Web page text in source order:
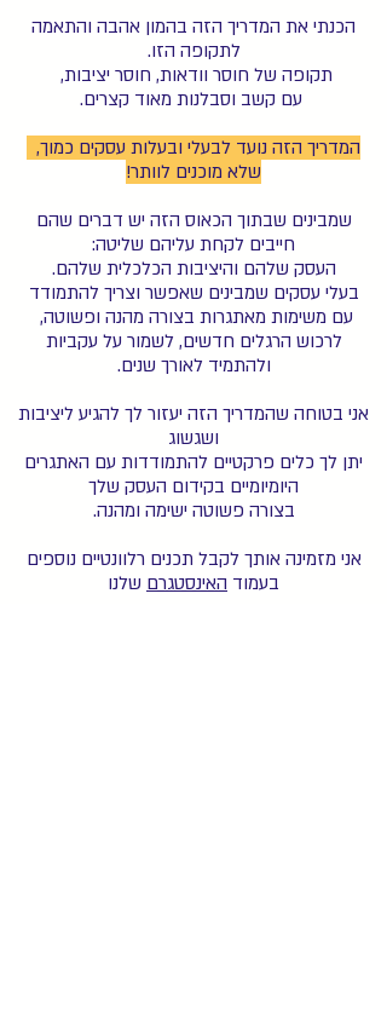
הכנתי את המדריך הזה בהמון אהבה והתאמה
לתקופה הזו.
תקופה של חוסר וודאות, חוסר יציבות,
עם קשב וסבלנות מאוד קצרים.
המדריך הזה נועד לבעלי ובעלות עסקים כמוך,
שלא מוכנים לוותר!
שמבינים שבתוך הכאוס הזה יש דברים שהם
חייבים לקחת עליהם שליטה:
העסק שלהם והיציבות הכלכלית שלהם.
בעלי עסקים שמבינים שאפשר וצריך להתמודד
עם משימות מאתגרות בצורה מהנה ופשוטה,
לרכוש הרגלים חדשים, לשמור על עקביות
ולהתמיד לאורך שנים.
אני בטוחה שהמדריך הזה יעזור לך להגיע ליציבות
ושגשוג
יתן לך כלים פרקטיים להתמודדות עם האתגרים
היומיומיים בקידום העסק שלך
בצורה פשוטה ישימה ומהנה.
אני מזמינה אותך לקבל תכנים רלוונטיים נוספים
בעמוד האינסטגרם שלנו